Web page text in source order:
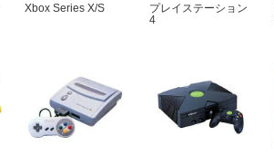
Xbox Series X/S
プレイステーション
4